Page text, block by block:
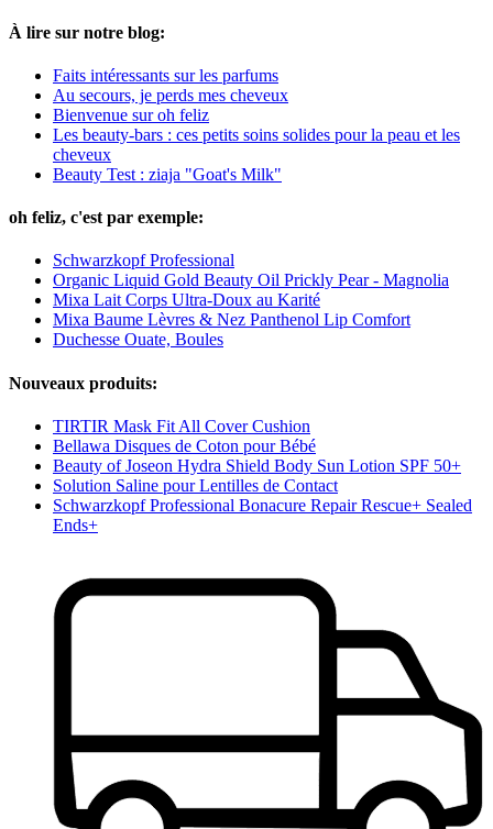
À lire sur notre blog:
Faits intéressants sur les parfums
Au secours, je perds mes cheveux
Bienvenue sur oh feliz
Les beauty-bars : ces petits soins solides pour la peau et les
cheveux
Beauty Test : ziaja "Goat's Milk"
oh feliz, c'est par exemple:
Schwarzkopf Professional
Organic Liquid Gold Beauty Oil Prickly Pear - Magnolia
Mixa Lait Corps Ultra-Doux au Karité
Mixa Baume Lèvres & Nez Panthenol Lip Comfort
Duchesse Ouate, Boules
Nouveaux produits:
TIRTIR Mask Fit All Cover Cushion
Bellawa Disques de Coton pour Bébé
Beauty of Joseon Hydra Shield Body Sun Lotion SPF 50+
Solution Saline pour Lentilles de Contact
Schwarzkopf Professional Bonacure Repair Rescue+ Sealed
Ends+